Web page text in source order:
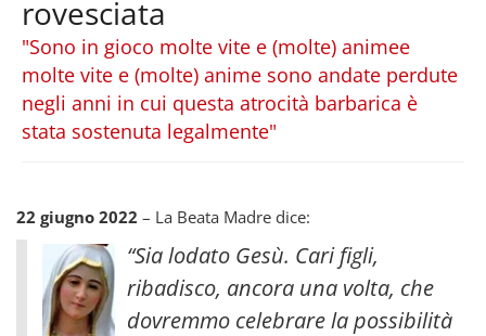
rovesciata
"Sono in gioco molte vite e (molte) animee
molte vite e (molte) anime sono andate perdute
negli anni in cui questa atrocità barbarica è
stata sostenuta legalmente"
22 giugno 2022 – La Beata Madre dice:
“Sia lodato Gesù. Cari figli,
ribadisco, ancora una volta, che
dovremmo celebrare la possibilità